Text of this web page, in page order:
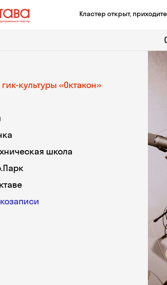
Кластер открыт,
культуры «Октакон»
школа